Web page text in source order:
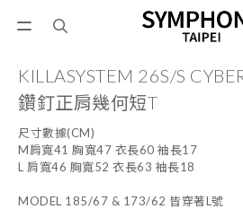
KILLASYSTEM 26S/S
鑽釘正肩幾何短T
尺寸數據(CM)
M肩寬41 胸寬47 衣長60 袖長17
L 肩寬46 胸寬52 衣長63 袖長18
MODEL 185/67 & 173/62 皆穿著L號